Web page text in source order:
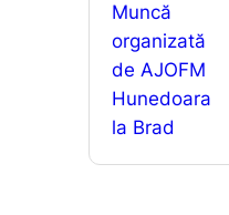
Muncă
organizată
de AJOFM
Hunedoara
la Brad